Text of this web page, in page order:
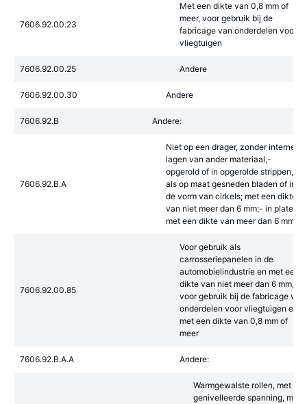
7606.92.00.23
Met een dikte van 0,8 mm of
meer, voor gebruik bij de
fabricage van onderdelen voor
vliegtuigen
7606.92.00.25 Andere
7606.92.00.30 Andere
7606.92.B Andere:
7606.92.B.A
Niet op een drager, zonder interne
lagen van ander materiaal,-
opgerold of in opgerolde strippen,
als op maat gesneden bladen of in
de vorm van cirkels; met een dikte
van niet meer dan 6 mm;- in platen,
met een dikte van meer dan 6 mm:
7606.92.00.85
Voor gebruik als
carrosseriepanelen in de
automobielindustrie en met een
dikte van niet meer dan 6 mm, of
voor gebruik bij de fabricage van
onderdelen voor vliegtuigen en
met een dikte van 0,8 mm of
meer
7606.92.B.A.A Andere:
Warmgewalste rollen, met
genivelleerde spanning, met